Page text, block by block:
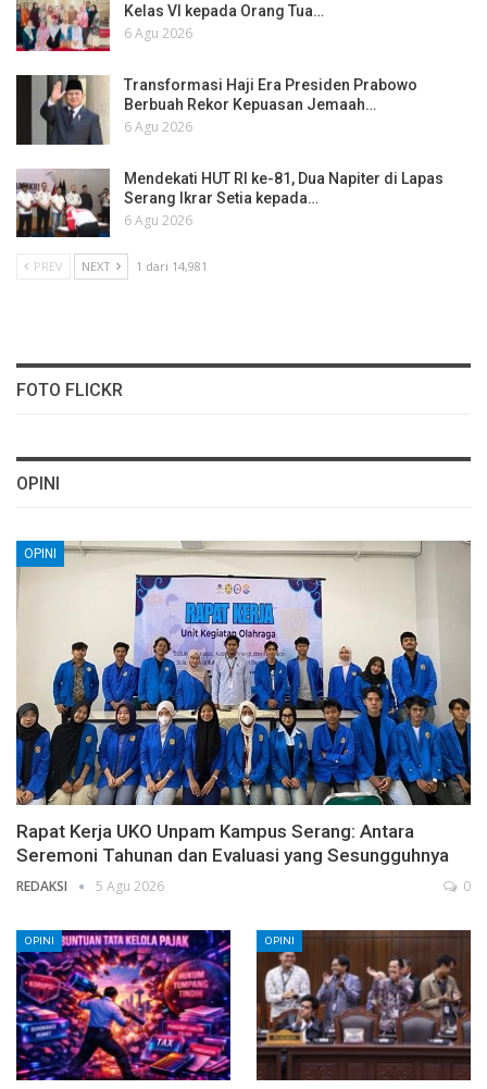
Kelas VI kepada Orang Tua…
6 Agu 2026
Transformasi Haji Era Presiden Prabowo
Berbuah Rekor Kepuasan Jemaah…
6 Agu 2026
Mendekati HUT RI ke-81, Dua Napiter di Lapas
Serang Ikrar Setia kepada…
6 Agu 2026
PREV NEXT 1 dari 14,981
FOTO FLICKR
OPINI
OPINI
Rapat Kerja UKO Unpam Kampus Serang: Antara
Seremoni Tahunan dan Evaluasi yang Sesungguhnya
REDAKSI 5 Agu 2026 0
OPINI OPINI